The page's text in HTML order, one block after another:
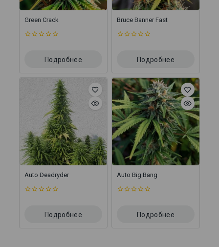
Green Crack
Подробнее
Bruce Banner Fast
Подробнее
Auto Deadryder
Подробнее
Auto Big Bang
Подробнее